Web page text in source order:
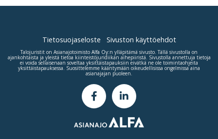
Tietosuojaseloste Sivuston käyttöehdot
Talojuristit on Asianajotoimisto Alfa Oy:n ylläpitämä sivusto. Tällä sivustolla on
ajankohtaista ja yleistä tietoa kiinteistöjuridiikan aihepiiristä. Sivustolla annettuja tietoja
ei voida sellaisenaan soveltaa yksittäistapauksiin eivätkä ne ole toimintaohjeita
yksittäistapauksessa. Suosittelemme kääntymään oikeudellisissa ongelmissa aina
asianajajan puoleen.